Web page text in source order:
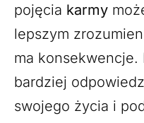
pojęcia karmy
lepszym
ma konsekwencje.
bardziej
swojego życia i